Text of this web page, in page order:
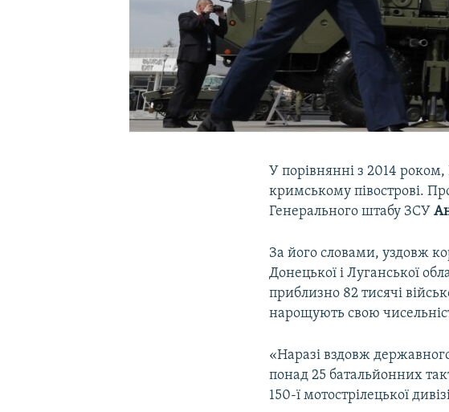
У порівнянні з 2014 роком,
кримському півострові.
Генерального штабу ЗСУ
За його словами, уздовж
Донецької і Луганської
приблизно 82 тисячі
нарощують свою
«Наразі вздовж
понад 25 батальйонних
150-ї мотострілецької